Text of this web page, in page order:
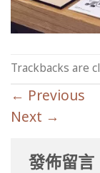
Trackbacks are
← Previous
Next →
發佈留言